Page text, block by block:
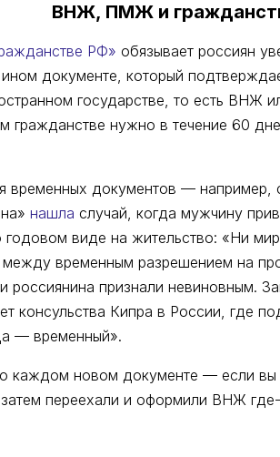
ВНЖ, ПМЖ и
РФ» обязывает россиян
документе, который
государстве, то есть
гражданстве нужно в течение 60
временных документов —
нашла случай, когда мужчину
виде на жительство: «Ни
между временным разрешением на
россиянина признали невиновным.
консульства Кипра в России, где
— временный».
каждом новом документе — если вы
затем переехали и оформили ВНЖ